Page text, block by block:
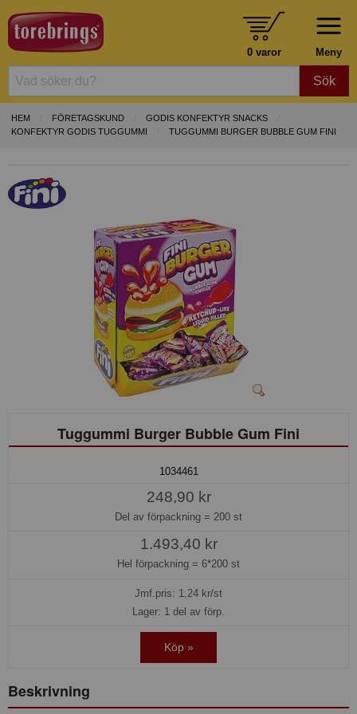
Meny
0 varor
Sök
HEM FÖRETAGSKUND
GODIS KONFEKTYR SNACKS
KONFEKTYR GODIS TUGGUMMI
TUGGUMMI BURGER BUBBLE GUM FINI
Tuggummi Burger Bubble Gum Fini
1034461
248,90 kr
Del av förpackning = 200 st
1.493,40 kr
Hel förpackning = 6*200 st
Jmf.pris: 1,24 kr/st
Lager: 1 del av förp.
Köp »
Beskrivning